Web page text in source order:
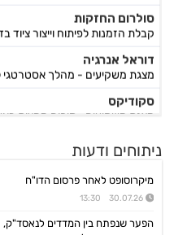
מצגת משקיעים –סיכום מחצית
מצגת לשוק ההון -H1-2026
דוראל אנרגיה
מצגת לשוק ההון - חציון 1 לשנת 2026
ניתוחים ודעות
מיקרוסופט לאחר פרסום הדו"ח
30.07.26 13:30
הפער שנפתח בין המדדים לנאסד"ק,